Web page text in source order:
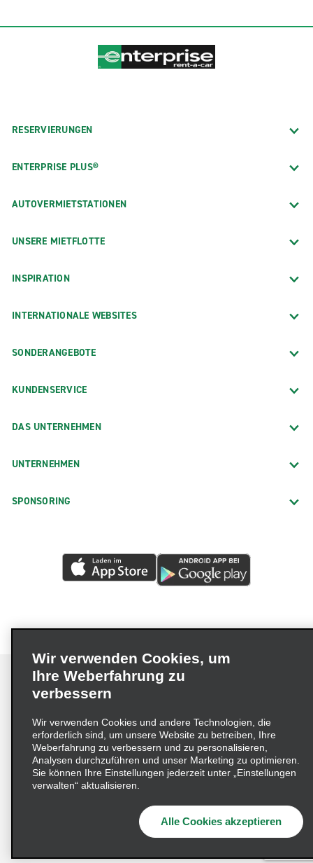
RESERVIERUNGEN
ENTERPRISE PLUS®
AUTOVERMIETSTATIONEN
UNSERE MIETFLOTTE
INSPIRATION
INTERNATIONALE WEBSITES
SONDERANGEBOTE
KUNDENSERVICE
DAS UNTERNEHMEN
UNTERNEHMEN
SPONSORING
Impressum Nutzungsbedingungen
Datenschutzrichtlinie
Cookie-Richtlinie
Datenschutzoptionen
Lieferkettensorgfaltspflichtengesetz (LkSG) Grundsatzerklärung
Beschwerdeverfahren nach dem
© 2026 Enterprise Holdings, Inc. Alle Rechte vorbehalten
Wir verwenden Cookies, um
Ihre Weberfahrung zu
verbessern
Wir verwenden Cookies und andere Technologien, die
erforderlich sind, um unsere Website zu betreiben, Ihre
Weberfahrung zu verbessern und zu personalisieren,
Analysen durchzuführen und unser Marketing zu optimieren.
Sie können Ihre Einstellungen jederzeit unter „Einstellungen
verwalten“ aktualisieren.
Alle Cookies akzeptieren